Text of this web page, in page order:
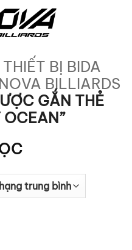
THIẾT BỊ BIDA
BILLIARDS
GẮN THẺ
OCEAN”